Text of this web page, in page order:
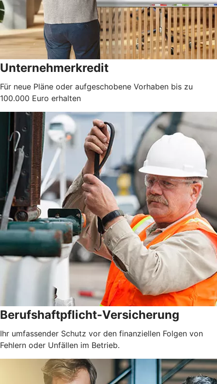
Unternehmerkredit
Für neue Pläne oder aufgeschobene Vorhaben bis zu
100.000 Euro erhalten
Berufshaftpflicht-Versicherung
Ihr umfassender Schutz vor den finanziellen Folgen von
Fehlern oder Unfällen im Betrieb.